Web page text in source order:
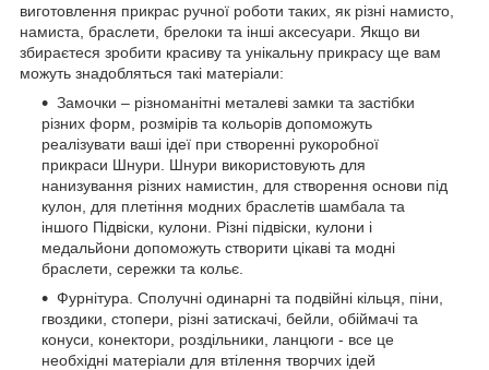
виготовлення прикрас ручної роботи таких, як різні намисто,
намиста, браслети, брелоки та інші аксесуари. Якщо ви
збираєтеся зробити красиву та унікальну прикрасу ще вам
можуть знадобляться такі матеріали:
Замочки – різноманітні металеві замки та застібки
різних форм, розмірів та кольорів допоможуть
реалізувати ваші ідеї при створенні рукоробної
прикраси Шнури. Шнури використовують для
нанизування різних намистин, для створення основи під
кулон, для плетіння модних браслетів шамбала та
іншого Підвіски, кулони. Різні підвіски, кулони і
медальйони допоможуть створити цікаві та модні
браслети, сережки та кольє.
Фурнітура. Сполучні одинарні та подвійні кільця, піни,
гвоздики, стопери, різні затискачі, бейли, обіймачі та
конуси, конектори, роздільники, ланцюги - все це
необхідні матеріали для втілення творчих ідей